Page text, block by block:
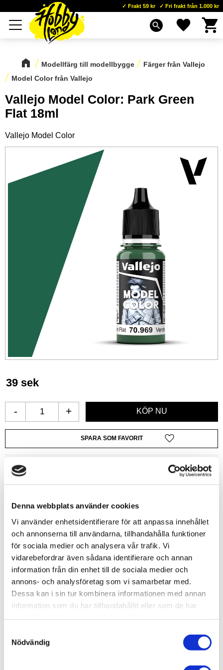
Denna webbplats använder cookies
Vi använder enhetsidentifierare för att anpassa innehållet
och annonserna till användarna, tillhandahålla funktioner
för sociala medier och analysera vår trafik. Vi
vidarebefordrar även sådana identifierare och annan
information från din enhet till de sociala medier och
annons- och analysföretag som vi samarbetar med.
Dessa kan i sin tur kombinera informationen med annan
information som du har tillhandahållit eller som de har
Nödvändig
Meny
Frakt 59 kr Fri frakt från 1.000 kr
search Favoriter
Modellfärg till modellbygge
Färger från Vallejo
Model Color från Vallejo
Vallejo Model Color: Park Green
Flat 18ml
Vallejo Model Color
39 sek
+
-
Lägg till i favoriter
Lagerstatus
12 st i lager
Artikelnr
VAL70969
Leveranstid
skickas från oss inom 0-1 vardagar
Allmänt
Vallejo har tagit fram en ny formulering som kommer att
överraska dig med sin fantastiska penselvänlighet,
Du kommer att märka att färgerna torkar snabbt och
bildar ett homogent och självutjämnande lager som